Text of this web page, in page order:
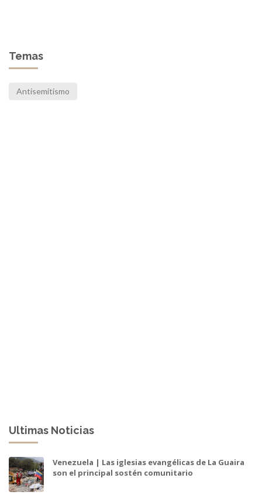
Temas
Antisemitismo
Ultimas Noticias
Venezuela | Las iglesias evangélicas de La Guaira
son el principal sostén comunitario